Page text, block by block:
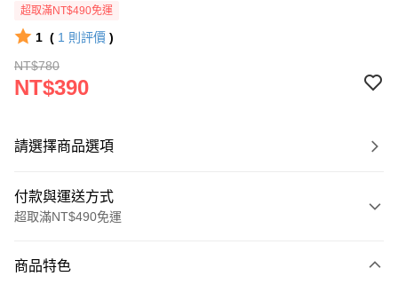
超取滿NT$490免運
1 ( 1 則評價 )
NT$780
NT$390
請選擇商品選項
付款與運送方式
超取滿NT$490免運
信用卡一次付款
商品特色